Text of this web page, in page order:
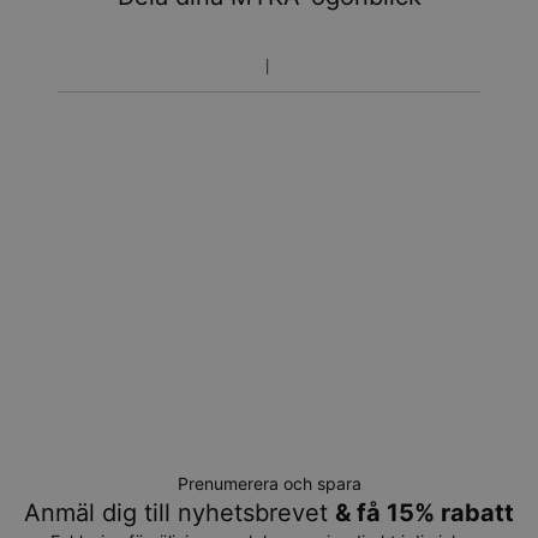
Prenumerera och spara
Anmäl dig till nyhetsbrevet & få 15% rabatt